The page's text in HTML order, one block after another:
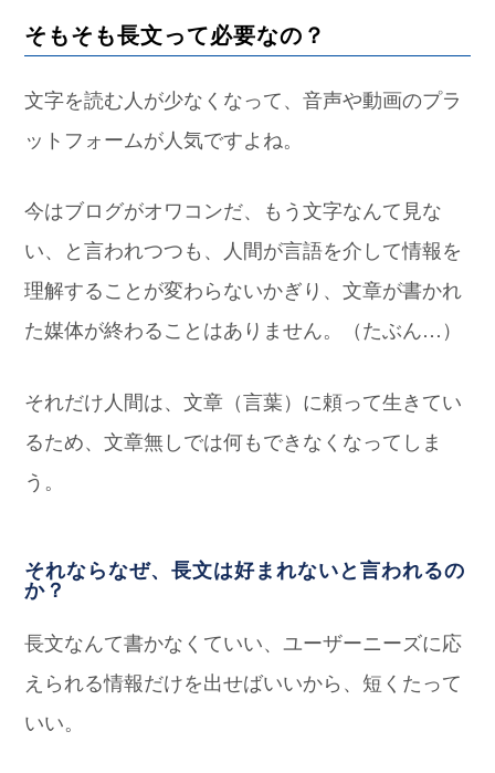
そもそも長文って必要なの？
文字を読む人が少なくなって、音声や動画のプラ
ットフォームが人気ですよね。
今はブログがオワコンだ、もう文字なんて見な
い、と言われつつも、人間が言語を介して情報を
理解することが変わらないかぎり、文章が書かれ
た媒体が終わることはありません。（たぶん…）
それだけ人間は、文章（言葉）に頼って生きてい
るため、文章無しでは何もできなくなってしま
う。
それならなぜ、長文は好まれないと言われるの
か？
長文なんて書かなくていい、ユーザーニーズに応
えられる情報だけを出せばいいから、短くたって
いい。